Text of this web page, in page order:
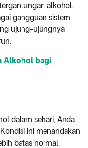
alkohol.
gangguan sistem
ujung-ujungnya
Alkohol bagi
dalam sehari, Anda
ini menandakan
batas normal.